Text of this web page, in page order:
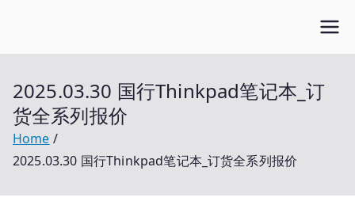
2025.03.30 国行Thinkpad笔记本_订
货全系列报价
Home
2025.03.30 国行Thinkpad笔记本_订货全系列报价